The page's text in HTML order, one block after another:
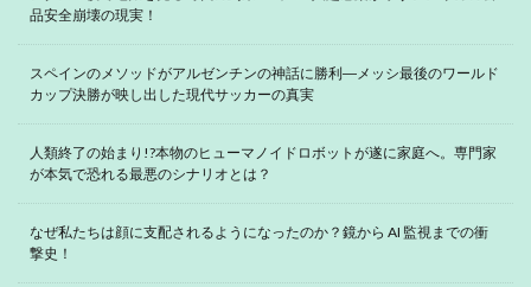
品安全崩壊の現実！
スペインのメソッドがアルゼンチンの神話に勝利―メッシ最後のワールド
カップ決勝が映し出した現代サッカーの真実
人類終了の始まり!?本物のヒューマノイドロボットが遂に家庭へ。専門家
が本気で恐れる最悪のシナリオとは？
なぜ私たちは顔に支配されるようになったのか？鏡から AI 監視までの衝
撃史！